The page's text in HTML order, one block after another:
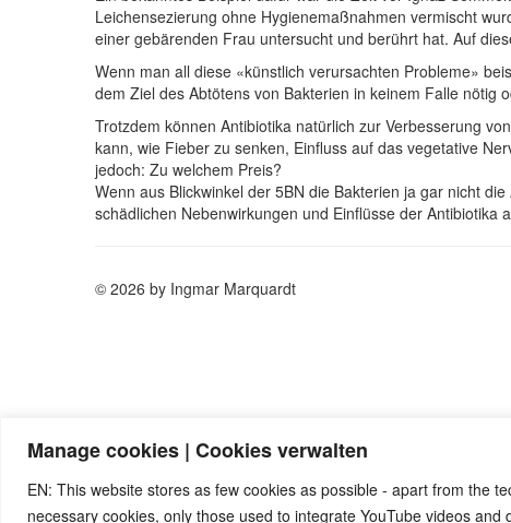
Manage cookies | Cookies verwalten
EN: This website stores as few cookies as possible - apart from the
necessary cookies, only those used to integrate YouTube videos and
Leichensezierung ohne Hygienemaßnahmen vermischt
einer gebärenden Frau untersucht und berührt hat. Auf
Wenn man all diese «künstlich verursachten Probleme»
dem Ziel des Abtötens von Bakterien in keinem Falle nötig
Trotzdem können Antibiotika natürlich zur Verbesserung
kann, wie Fieber zu senken, Einfluss auf das vegetative
jedoch: Zu welchem Preis?
Wenn aus Blickwinkel der 5BN die Bakterien ja gar nicht
schädlichen Nebenwirkungen und Einflüsse der Antibiotika
© 2026 by Ingmar Marquardt